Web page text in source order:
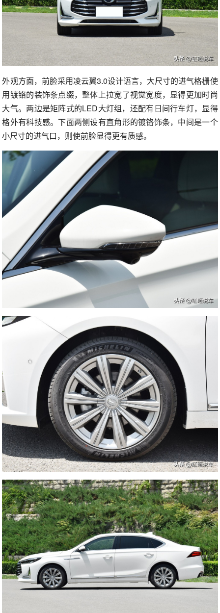
外观方面，前脸采用凌云翼3.0设计语言，大尺寸的进气格栅使
用镀铬的装饰条点缀，整体上拉宽了视觉宽度，显得更加时尚
大气。两边是矩阵式的LED大灯组，还配有日间行车灯，显得
格外有科技感。下面两侧设有直角形的镀铬饰条，中间是一个
小尺寸的进气口，则使前脸显得更有质感。